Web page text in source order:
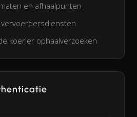
en afhaalpunten
koerier ophaalverzoeken